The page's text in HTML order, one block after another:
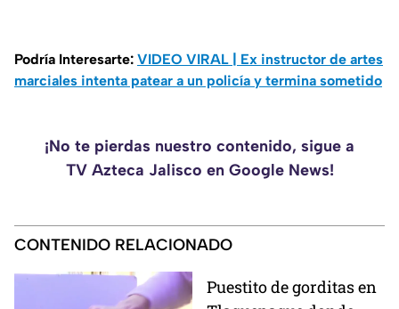
Podría Interesarte: VIDEO VIRAL | Ex instructor de artes
marciales intenta patear a un policía y termina sometido
¡No te pierdas nuestro contenido, sigue a
TV Azteca Jalisco en Google News!
CONTENIDO RELACIONADO
Puestito de gorditas en